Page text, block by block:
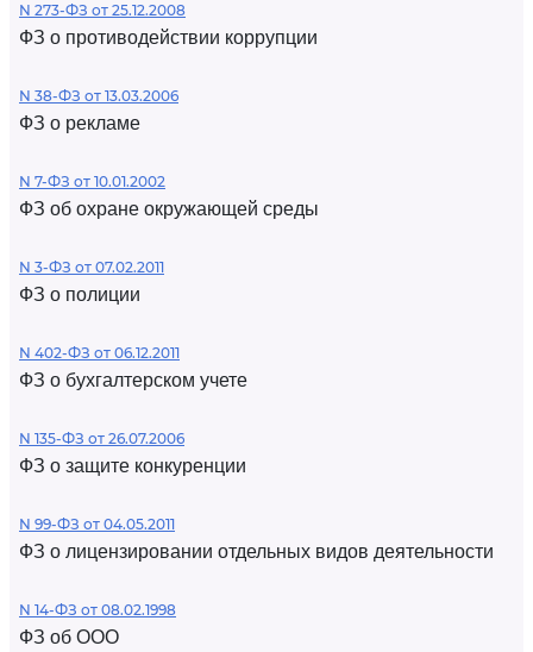
N 273-ФЗ от 25.12.2008
ФЗ о противодействии коррупции
N 38-ФЗ от 13.03.2006
ФЗ о рекламе
N 7-ФЗ от 10.01.2002
ФЗ об охране окружающей среды
N 3-ФЗ от 07.02.2011
ФЗ о полиции
N 402-ФЗ от 06.12.2011
ФЗ о бухгалтерском учете
N 135-ФЗ от 26.07.2006
ФЗ о защите конкуренции
N 99-ФЗ от 04.05.2011
ФЗ о лицензировании отдельных видов деятельности
N 14-ФЗ от 08.02.1998
ФЗ об ООО